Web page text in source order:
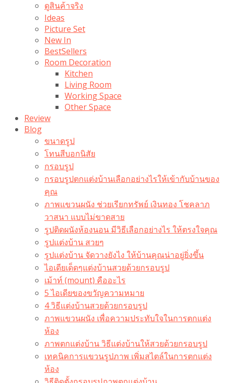
ดูสินค้าจริง
Ideas
Picture Set
New In
BestSellers
Room Decoration
Kitchen
Living Room
Working Space
Other Space
Review
Blog
ขนาดรูป
โทนสีบอกนิสัย
กรอบรูป
กรอบรูปตกแต่งบ้านเลือกอย่างไรให้เข้ากับบ้านของ
คุณ
ภาพแขวนผนัง ช่วยเรียกทรัพย์ เงินทอง โชคลาภ
วาสนา แบบไม่ขาดสาย
รูปติดผนังห้องนอน มีวิธีเลือกอย่างไร ให้ตรงใจคุณ
รูปแต่งบ้าน สวยๆ
รูปแต่งบ้าน จัดวางยังไง ให้บ้านคุณน่าอยู่ยิ่งขึ้น
ไอเดียเด็ดๆแต่งบ้านสวยด้วยกรอบรูป
เม้าท์ (mount) คืออะไร​
5 ไอเดียของขวัญความหมาย
4 วิธีแต่งบ้านสวยด้วยกรอบรูป
ภาพแขวนผนัง เพื่อความประทับใจในการตกแต่ง
ห้อง
ภาพตกแต่งบ้าน วิธีแต่งบ้านให้สวยด้วยกรอบรูป
เทคนิคการแขวนรูปภาพ เพิ่มสไตล์ในการตกแต่ง
ห้อง